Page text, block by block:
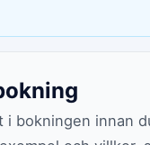
i bokningen innan